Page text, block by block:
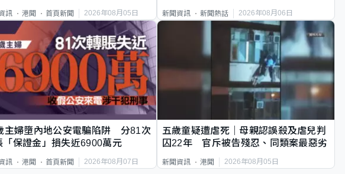
訊 港聞 首頁新聞 2026年08月05日 新聞資訊 新聞熱話 2026年08月06日
主婦墮內地公安電騙陷阱 分81次
「保證金」損失近6900萬元
訊 港聞 首頁新聞 2026年08月07日
五歲童疑遭虐死｜母親認誤殺及虐兒判
囚22年 官斥被告殘忍、同類案最惡劣
新聞資訊 港聞 2026年08月05日